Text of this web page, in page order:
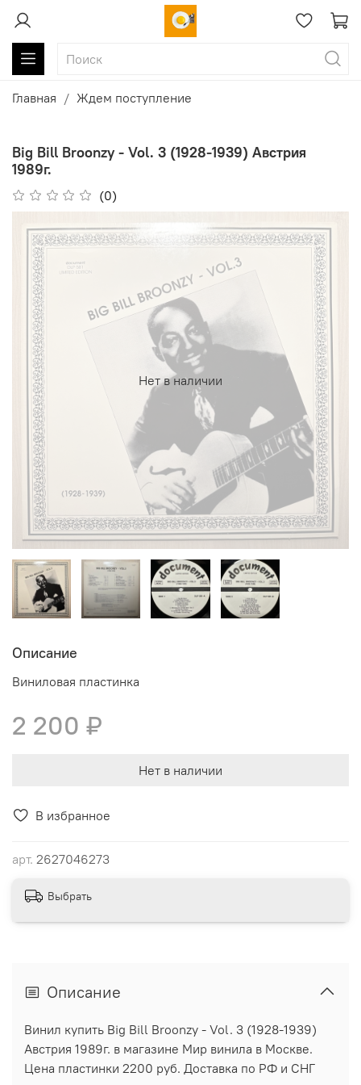
Главная Ждем поступление
Big Bill Broonzy - Vol. 3 (1928-1939) Австрия
1989г.
(0)
В избранное
арт. 2627046273
Нет в наличии
Описание
Виниловая пластинка
2 200 ₽
Нет в наличии
Выбрать
Описание
Винил купить Big Bill Broonzy - Vol. 3 (1928-1939)
Австрия 1989г. в магазине Мир винила в Москве.
Цена пластинки 2200 руб. Доставка по РФ и СНГ